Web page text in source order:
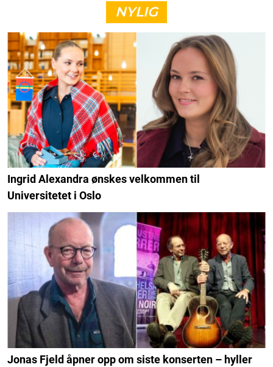
NYLIG
Ingrid Alexandra ønskes velkommen til
Universitetet i Oslo
Jonas Fjeld åpner opp om siste konserten – hyller